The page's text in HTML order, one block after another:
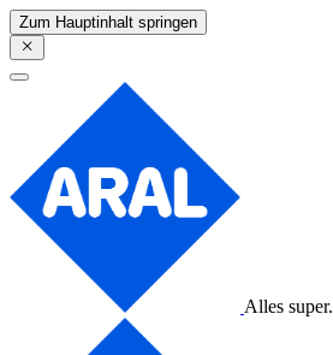
Zum Hauptinhalt springen
Alles super.